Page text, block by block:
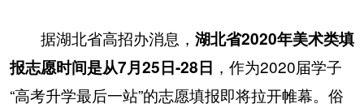
据湖北省高招办消息， 湖北省2020年美术类填
报志愿时间是从7月25日-28日 ，作为2020届学子
“高考升学最后一站”的志愿填报即将拉开帷幕。俗